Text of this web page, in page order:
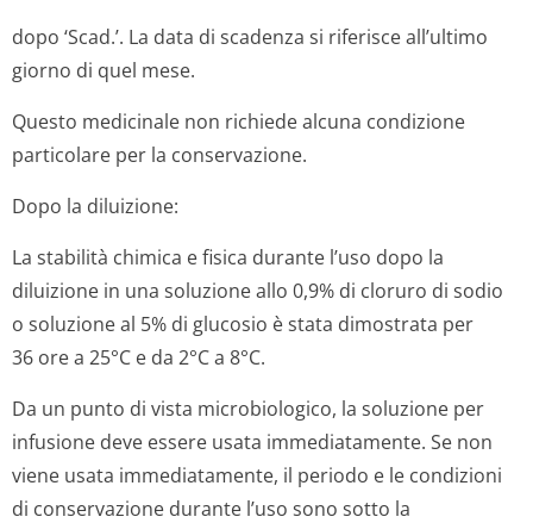
dopo ‘Scad.’. La data di scadenza si riferisce all’ultimo
giorno di quel mese.
Questo medicinale non richiede alcuna condizione
particolare per la conservazione.
Dopo la diluizione:
La stabilità chimica e fisica durante l’uso dopo la
diluizione in una soluzione allo 0,9% di cloruro di sodio
o soluzione al 5% di glucosio è stata dimostrata per
36 ore a 25°C e da 2°C a 8°C.
Da un punto di vista microbiologico, la soluzione per
infusione deve essere usata immediatamente. Se non
viene usata immediatamente, il periodo e le condizioni
di conservazione durante l’uso sono sotto la